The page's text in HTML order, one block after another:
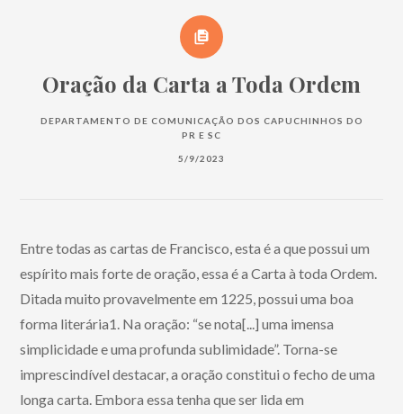
Oração da Carta a Toda Ordem
DEPARTAMENTO DE COMUNICAÇÃO DOS CAPUCHINHOS DO
PR E SC
5/9/2023
Entre todas as cartas de Francisco, esta é a que possui um
espírito mais forte de oração, essa é a Carta à toda Ordem.
Ditada muito provavelmente em 1225, possui uma boa
forma literária1. Na oração: “se nota[...] uma imensa
simplicidade e uma profunda sublimidade”. Torna-se
imprescindível destacar, a oração constitui o fecho de uma
longa carta. Embora essa tenha que ser lida em